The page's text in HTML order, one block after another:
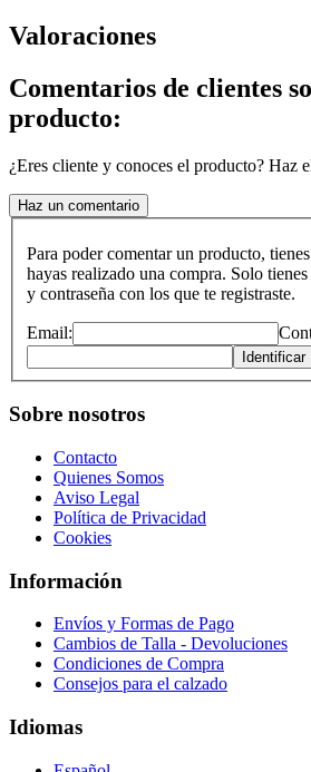
Valoraciones
Comentarios de clientes
producto:
¿Eres cliente y conoces el producto? Haz
Haz un comentario
Para poder comentar un producto,
hayas realizado una compra. Solo
y contraseña con los que te registraste.
Email:
Identificar
Sobre nosotros
Contacto
Quienes Somos
Aviso Legal
Política de Privacidad
Cookies
Información
Envíos y Formas de Pago
Cambios de Talla - Devoluciones
Condiciones de Compra
Consejos para el calzado
Idiomas